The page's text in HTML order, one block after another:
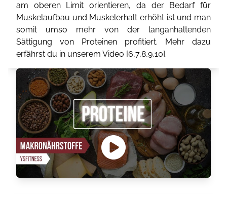
am oberen Limit orientieren, da der Bedarf für
Muskelaufbau und Muskelerhalt erhöht ist und man
somit umso mehr von der langanhaltenden
Sättigung von Proteinen profitiert. Mehr dazu
erfährst du in unserem Video [6,7,8,9,10].